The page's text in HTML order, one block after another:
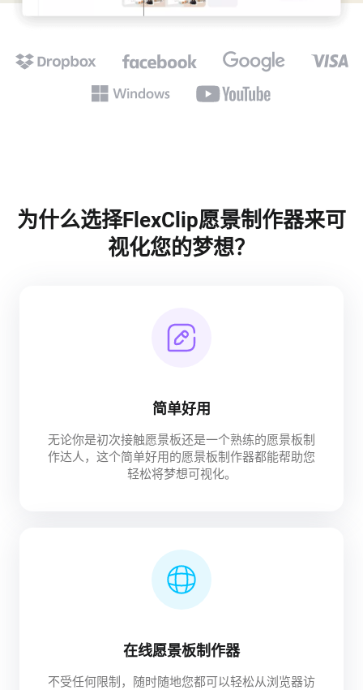
为什么选择FlexClip愿景制作器来可
视化您的梦想？
简单好用
无论你是初次接触愿景板还是一个熟练的愿景板制
作达人，这个简单好用的愿景板制作器都能帮助您
轻松将梦想可视化。
在线愿景板制作器
不受任何限制，随时随地您都可以轻松从浏览器访